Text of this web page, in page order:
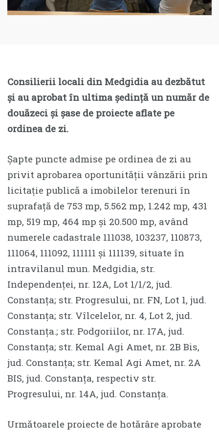
Consilierii locali din Medgidia au dezbătut
și au aprobat în ultima ședință un număr de
douăzeci și șase de proiecte aflate pe
ordinea de zi.
Șapte puncte admise pe ordinea de zi au
privit aprobarea oportunității vânzării prin
licitație publică a imobilelor terenuri în
suprafață de 753 mp, 5.562 mp, 1.242 mp, 431
mp, 519 mp, 464 mp și 20.500 mp, având
numerele cadastrale 111038, 103237, 110873,
111064, 111092, 111111 și 111139, situate în
intravilanul mun. Medgidia, str.
Independenței, nr. 12A, Lot 1/1/2, jud.
Constanța; str. Progresului, nr. FN, Lot 1, jud.
Constanța; str. Vîlcelelor, nr. 4, Lot 2, jud.
Constanța.; str. Podgoriilor, nr. 17A, jud.
Constanța; str. Kemal Agi Amet, nr. 2B Bis,
jud. Constanța; str. Kemal Agi Amet, nr. 2A
BIS, jud. Constanța, respectiv str.
Progresului, nr. 14A, jud. Constanța.
Următoarele proiecte de hotărâre aprobate